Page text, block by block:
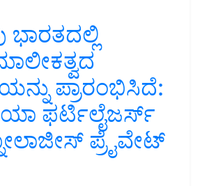
ಭಾರತದಲ್ಲಿ
ಪ್ರಾರಂಭಿಸಿದೆ:
ಫರ್ಟಿಲೈಜರ್ಸ್
ಪ್ರೈವೇಟ್